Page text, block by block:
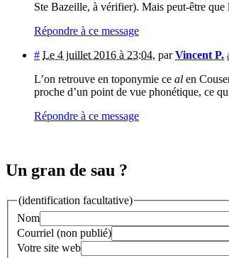
Ste Bazeille, à vérifier). Mais peut-être que
Répondre à ce message
# Le 4 juillet 2016 à 23:04, parVincent P.
L’on retrouve en toponymie ce al en
proche d’un point de vue phonétique, ce
Répondre à ce message
Un gran de sau ?
(identification facultative)
Nom
Courriel (non publié)
Votre site web